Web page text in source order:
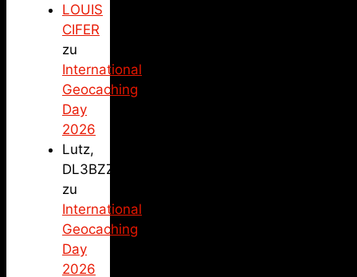
LOUIS
CIFER
zu
International
Geocaching
Day
2026
Lutz,
DL3BZZ
zu
International
Geocaching
Day
2026